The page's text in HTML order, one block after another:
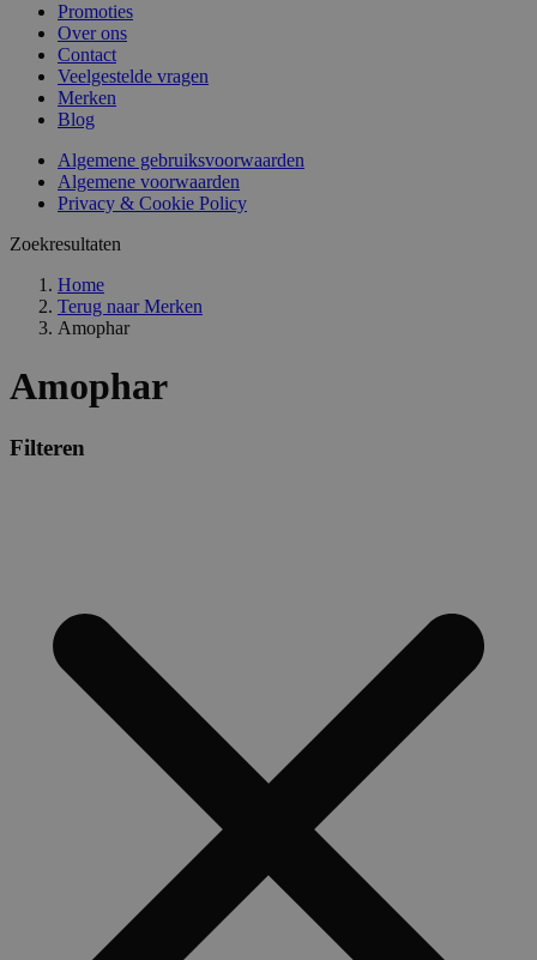
Promoties
Over ons
Contact
Veelgestelde vragen
Merken
Blog
Algemene gebruiksvoorwaarden
Algemene voorwaarden
Privacy & Cookie Policy
Zoekresultaten
Home
Terug naar Merken
Amophar
Amophar
Filteren